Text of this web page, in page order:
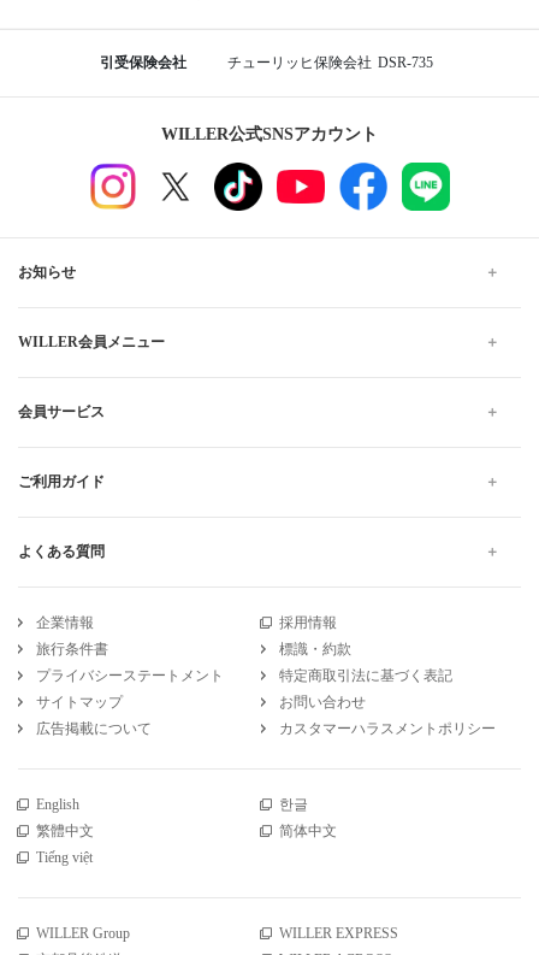
引受保険会社 チューリッヒ保険会社 DSR-735
WILLER公式SNSアカウント
お知らせ
WILLER会員メニュー
会員サービス
ご利用ガイド
よくある質問
企業情報
採用情報
旅行条件書
標識・約款
プライバシーステートメント
特定商取引法に基づく表記
サイトマップ
お問い合わせ
広告掲載について
カスタマーハラスメントポリシー
English
한글
繁體中文
简体中文
Tiếng việt
WILLER Group
WILLER EXPRESS